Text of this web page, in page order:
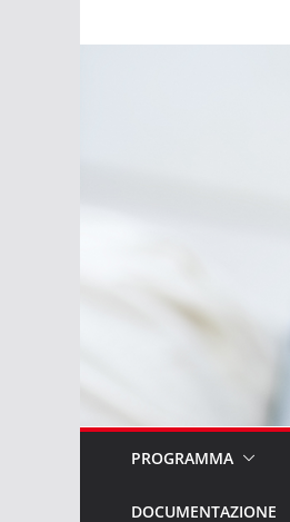
al
PROGRAMMA
DOCUMENTAZIONE